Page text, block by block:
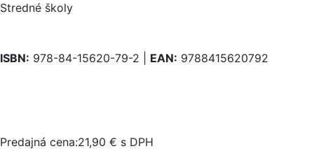
Stredné školy
ISBN: 978-84-15620-79-2 | EAN: 9788415620792
Predajná cena:21,90 € s DPH